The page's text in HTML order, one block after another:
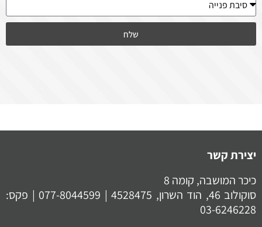
שלח
יצירת קשר
כיכר המושבה, קומה 8
סוקולוב 46, הוד השרון, 4528475 |
077-8044599 | פקס:
03-6246228